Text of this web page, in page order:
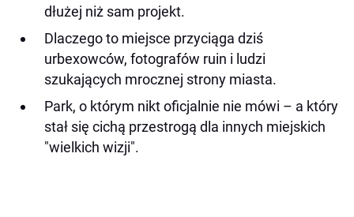
dłużej niż sam projekt.
Dlaczego to miejsce przyciąga dziś
urbexowców, fotografów ruin i ludzi
szukających mrocznej strony miasta.
Park, o którym nikt oficjalnie nie mówi – a który
stał się cichą przestrogą dla innych miejskich
"wielkich wizji".